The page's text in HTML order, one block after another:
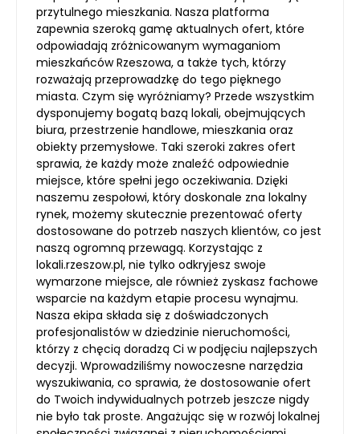
przytulnego mieszkania. Nasza platforma
zapewnia szeroką gamę aktualnych ofert, które
odpowiadają zróżnicowanym wymaganiom
mieszkańców Rzeszowa, a także tych, którzy
rozważają przeprowadzkę do tego pięknego
miasta. Czym się wyróżniamy? Przede wszystkim
dysponujemy bogatą bazą lokali, obejmujących
biura, przestrzenie handlowe, mieszkania oraz
obiekty przemysłowe. Taki szeroki zakres ofert
sprawia, że każdy może znaleźć odpowiednie
miejsce, które spełni jego oczekiwania. Dzięki
naszemu zespołowi, który doskonale zna lokalny
rynek, możemy skutecznie prezentować oferty
dostosowane do potrzeb naszych klientów, co jest
naszą ogromną przewagą. Korzystając z
lokali.rzeszow.pl, nie tylko odkryjesz swoje
wymarzone miejsce, ale również zyskasz fachowe
wsparcie na każdym etapie procesu wynajmu.
Nasza ekipa składa się z doświadczonych
profesjonalistów w dziedzinie nieruchomości,
którzy z chęcią doradzą Ci w podjęciu najlepszych
decyzji. Wprowadziliśmy nowoczesne narzędzia
wyszukiwania, co sprawia, że dostosowanie ofert
do Twoich indywidualnych potrzeb jeszcze nigdy
nie było tak proste. Angażując się w rozwój lokalnej